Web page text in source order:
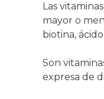
Las
mayor o
biotina,
Son
expresa de